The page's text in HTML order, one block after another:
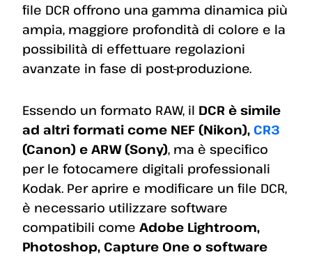
file DCR offrono una gamma dinamica più
ampia, maggiore profondità di colore e la
possibilità di effettuare regolazioni
avanzate in fase di post-produzione.
Essendo un formato RAW, il DCR è simile
ad altri formati come NEF (Nikon), CR3
(Canon) e ARW (Sony), ma è specifico
per le fotocamere digitali professionali
Kodak. Per aprire e modificare un file DCR,
è necessario utilizzare software
compatibili come Adobe Lightroom,
Photoshop, Capture One o software